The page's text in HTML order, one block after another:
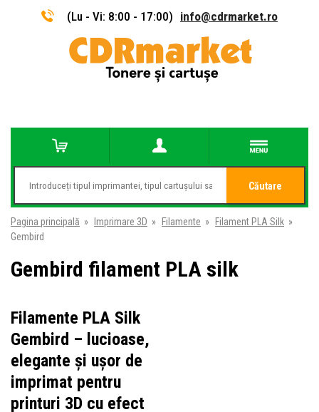
(Lu - Vi: 8:00 - 17:00) info@cdrmarket.ro
Căutare
Pagina principală » Imprimare 3D » Filamente » Filament PLA Silk »
Gembird
Gembird filament PLA silk
Filamente PLA Silk
Gembird – lucioase,
elegante și ușor de
imprimat pentru
printuri 3D cu efect